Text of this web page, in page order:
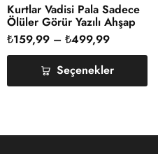
Kurtlar Vadisi Pala Sadece
Ölüler Görür Yazılı Ahşap
Duvar Dekoru
₺159,99 – ₺499,99
Seçenekler